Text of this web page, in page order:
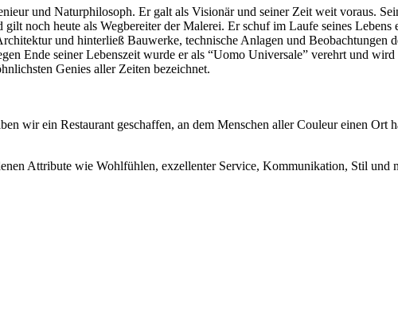
und Naturphilosoph. Er galt als Visionär und seiner Zeit weit voraus.
noch heute als Wegbereiter der Malerei. Er schuf im Laufe seines Lebens
und hinterließ Bauwerke, technische Anlagen und Beobachtungen
Ende seiner Lebenszeit wurde er als “Uomo Universale” verehrt und
Genies aller Zeiten bezeichnet.
wir ein Restaurant geschaffen, an dem Menschen aller Couleur einen Ort
Attribute wie Wohlfühlen, exzellenter Service, Kommunikation, Stil und